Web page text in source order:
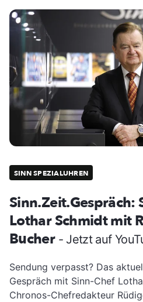
SINN SPEZIALUHREN
Sinn.Zeit.Gespräch:
Lothar Schmidt mit
Bucher - Jetzt auf
Sendung verpasst? Das
Gespräch mit Sinn-Chef
Chronos-Chefredakteur